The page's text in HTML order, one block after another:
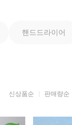
핸드드라이어
신상품순 판매량순